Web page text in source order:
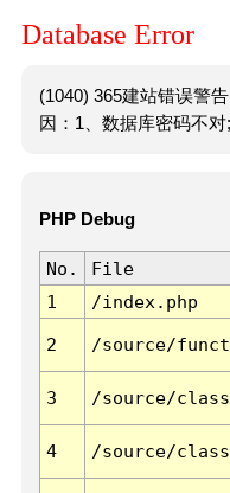
Database Error
(1040) 365建站错误警
因：1、数据库密码不对
PHP Debug
No. File
1
/index.php
2 /source/
3 /source/
4 /source/